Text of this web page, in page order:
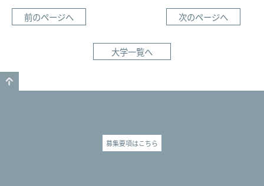
前のページへ 次のページへ
大学一覧へ
募集要項はこちら